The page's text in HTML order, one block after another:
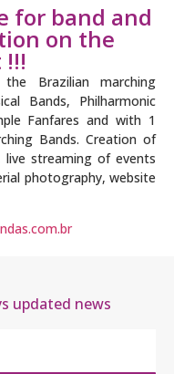
for band and
on the
Brazilian marching
Bands, Philharmonic
Fanfares and with 1
Bands. Creation of
live streaming of events
photography, website
updated news